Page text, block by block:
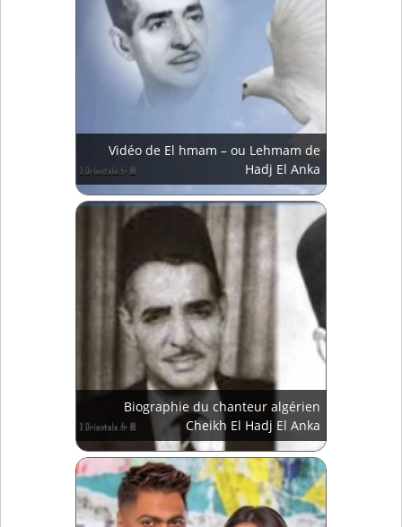
Vidéo de El hmam – ou Lehmam de
Hadj El Anka
Biographie du chanteur algérien
Cheikh El Hadj El Anka